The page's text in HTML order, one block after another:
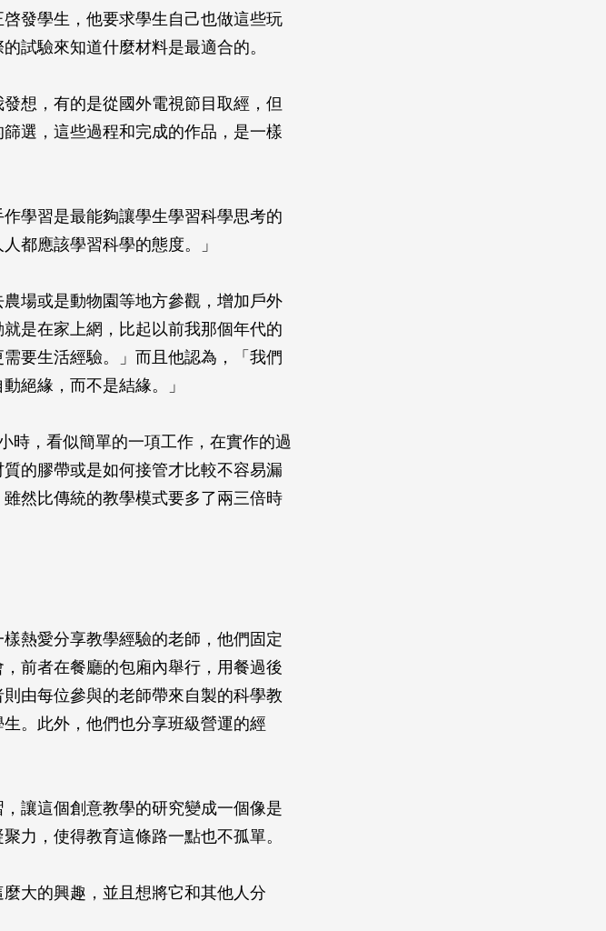
發學生，他要求學生自己也做這些玩
試驗來知道什麼材料是最適合的。
想，有的是從國外電視節目取經，但
選，這些過程和完成的作品，是一樣
學習是最能夠讓學生學習科學思考的
都應該學習科學的態度。」
場或是動物園等地方參觀，增加戶外
是在家上網，比起以前我那個年代的
要生活經驗。」而且他認為，「我們
絕緣，而不是結緣。」
時，看似簡單的一項工作，在實作的過
的膠帶或是如何接管才比較不容易漏
然比傳統的教學模式要多了兩三倍時
熱愛分享教學經驗的老師，他們固定
前者在餐廳的包廂內舉行，用餐過後
由每位參與的老師帶來自製的科學教
。此外，他們也分享班級營運的經
讓這個創意教學的研究變成一個像是
力，使得教育這條路一點也不孤單。
大的興趣，並且想將它和其他人分